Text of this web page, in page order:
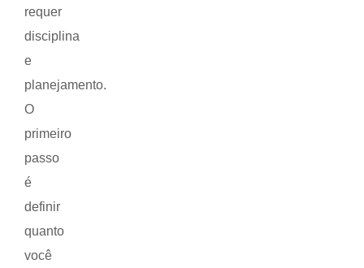
requer
disciplina
e
planejamento.
O
primeiro
passo
é
definir
quanto
você